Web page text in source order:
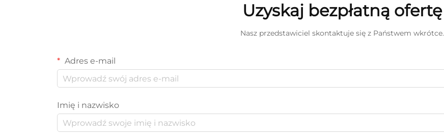
Uzyskaj bezpłatną ofertę
Nasz przedstawiciel skontaktuje się z Państwem wkrótce.
Adres e-mail
Imię i nazwisko